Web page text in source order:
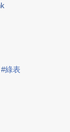
#綠表